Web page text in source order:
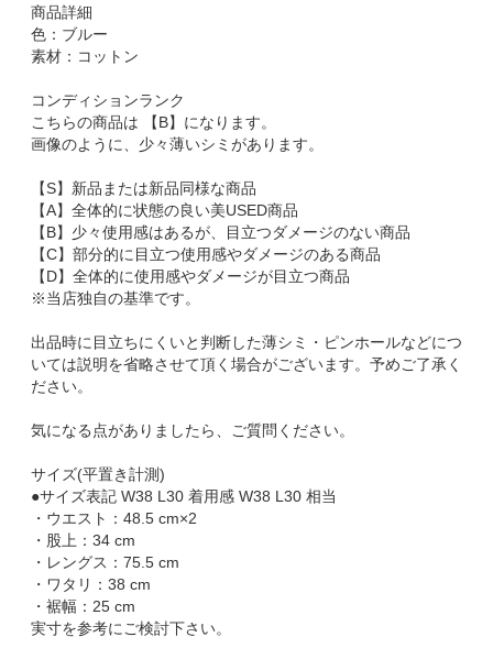
商品詳細
色：ブルー
素材：コットン
コンディションランク
こちらの商品は 【B】になります。
画像のように、少々薄いシミがあります。
【S】新品または新品同様な商品
【A】全体的に状態の良い美USED商品
【B】少々使用感はあるが、目立つダメージのない商品
【C】部分的に目立つ使用感やダメージのある商品
【D】全体的に使用感やダメージが目立つ商品
※当店独自の基準です。
出品時に目立ちにくいと判断した薄シミ・ピンホールなどにつ
いては説明を省略させて頂く場合がございます。予めご了承く
ださい。
気になる点がありましたら、ご質問ください。
サイズ(平置き計測)
●サイズ表記 W38 L30 着用感 W38 L30 相当
・ウエスト：48.5 cm×2
・股上：34 cm
・レングス：75.5 cm
・ワタリ：38 cm
・裾幅：25 cm
実寸を参考にご検討下さい。